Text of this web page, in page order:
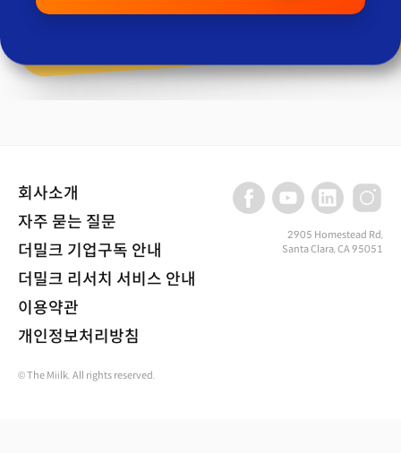
회사소개
자주 묻는 질문
더밀크 기업구독 안내
더밀크 리서치 서비스 안내
이용약관
개인정보처리방침
2905 Homestead Rd,
Santa Clara, CA 95051
© The Miilk. All rights reserved.